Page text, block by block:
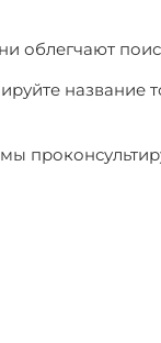
облегчают
название